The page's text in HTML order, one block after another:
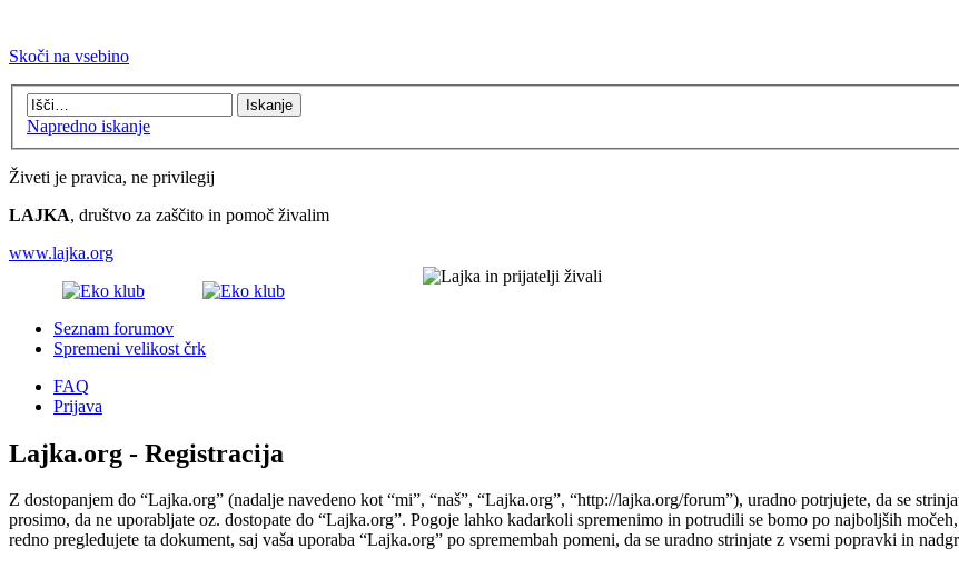
Skoči na vsebino
Napredno iskanje
Živeti je pravica, ne privilegij
LAJKA, društvo za zaščito in pomoč živalim
www.lajka.org
Seznam forumov
Spremeni velikost črk
FAQ
Prijava
Lajka.org - Registracija
Z dostopanjem do “Lajka.org” (nadalje navedeno kot “mi”, “naš”, “Lajka.org”, “http://lajka.org/forum”), uradno potrjujete, da se
prosimo, da ne uporabljate oz. dostopate do “Lajka.org”. Pogoje lahko kadarkoli spremenimo in potrudili se bomo po najboljših
redno pregledujete ta dokument, saj vaša uporaba “Lajka.org” po spremembah pomeni, da se uradno strinjate z vsemi popravki in